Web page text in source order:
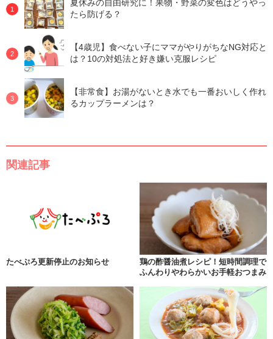
夏休みの自由研究に！果物・野菜の変色はどうやっ
たら防げる？
【4歳児】食べない子にママがやりがちなNG対応と
は？10の対処法と好き嫌い克服レシピ
【非常食】お湯がないとき水でも一番おいしく作れ
るカップラーメンは？
関連記事
たべぷろ更新停止のお知らせ
鶏の酢醤油煮レシピ！短時間調理で
ふんわりやわらかいお手軽おつまみ